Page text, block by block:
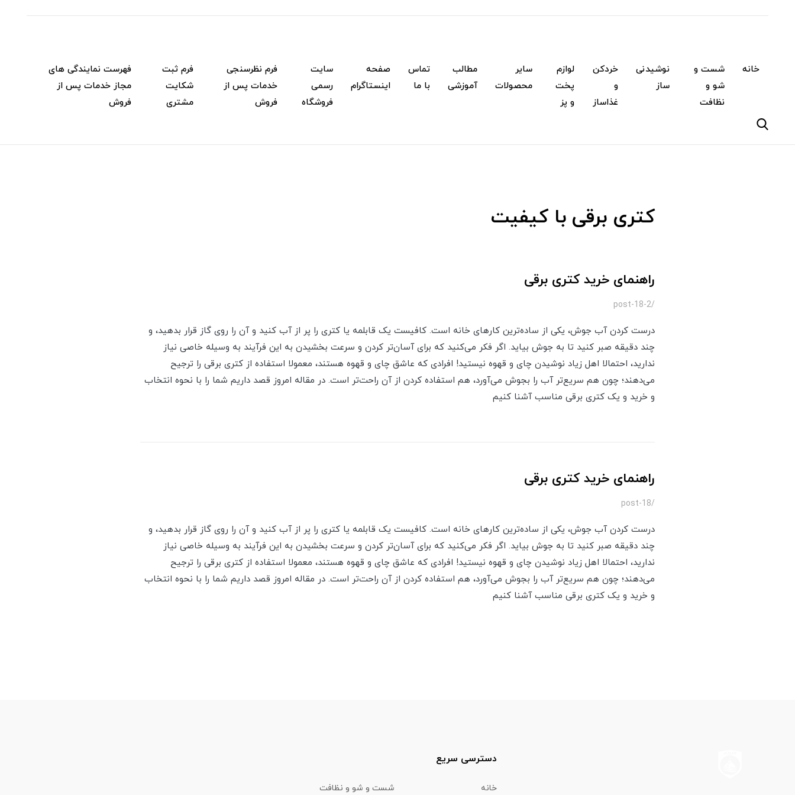
خانه
شست و
شو و
نظافت
نوشیدنی
ساز
خردکن
و
غذاساز
لوازم
پخت
و پز
سایر
محصولات
مطالب
آموزشی
تماس
با ما
صفحه
اینستاگرام
سایت
رسمی
فروشگاه
فرم نظرسنجی
خدمات پس از
فروش
فرم ثبت
شکایت
مشتری
فهرست نمایندگی های
مجاز خدمات پس از
فروش
کتری برقی با کیفیت
راهنمای خرید کتری برقی
/post-18-2
درست کردن آب جوش، یکی از ساده‌ترین کارهای خانه است. کافیست یک قابلمه یا کتری را پر از آب کنید و آن را روی گاز قرار بدهید، و
چند دقیقه صبر کنید تا به جوش بیاید. اگر فکر می‌کنید که برای آسان‌تر کردن و سرعت بخشیدن به این فرآیند به وسیله خاصی نیاز
ندارید، احتمالا اهل زیاد نوشیدن چای و قهوه نیستید! افرادی که عاشق چای و قهوه هستند، معمولا استفاده از کتری برقی را ترجیح
می‌دهند؛ چون هم سریع‌تر آب را بجوش می‌آورد، هم استفاده کردن از آن راحت‌تر است. در مقاله امروز قصد داریم شما را با نحوه انتخاب
و خرید و یک کتری برقی مناسب آشنا کنیم
راهنمای خرید کتری برقی
/post-18
درست کردن آب جوش، یکی از ساده‌ترین کارهای خانه است. کافیست یک قابلمه یا کتری را پر از آب کنید و آن را روی گاز قرار بدهید، و
چند دقیقه صبر کنید تا به جوش بیاید. اگر فکر می‌کنید که برای آسان‌تر کردن و سرعت بخشیدن به این فرآیند به وسیله خاصی نیاز
ندارید، احتمالا اهل زیاد نوشیدن چای و قهوه نیستید! افرادی که عاشق چای و قهوه هستند، معمولا استفاده از کتری برقی را ترجیح
می‌دهند؛ چون هم سریع‌تر آب را بجوش می‌آورد، هم استفاده کردن از آن راحت‌تر است. در مقاله امروز قصد داریم شما را با نحوه انتخاب
و خرید و یک کتری برقی مناسب آشنا کنیم
دسترسی سریع
خانه شست و شو و نظافت